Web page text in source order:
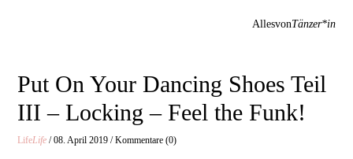
AllesvonTänzer*in
Put On Your Dancing Shoes Teil
III – Locking – Feel the Funk!
LifeLife / 08. April 2019 / Kommentare (0)